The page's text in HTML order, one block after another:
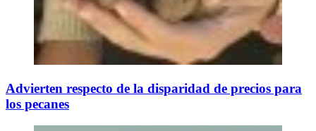
Advierten respecto de la disparidad de precios para
los pecanes